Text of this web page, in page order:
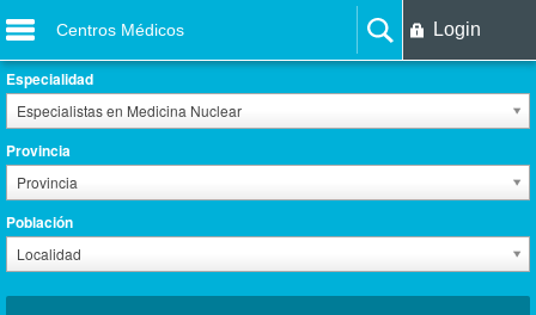
Centros Médicos Login
Especialidad
Especialistas en Medicina Nuclear
Provincia
Provincia
Población
Localidad